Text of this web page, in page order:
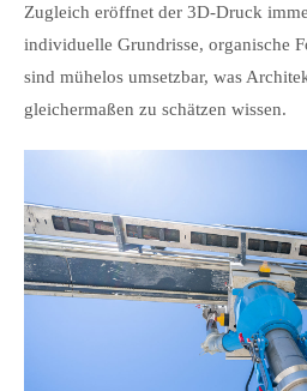
Zugleich eröffnet der 3D-Druck
individuelle Grundrisse, organische
sind mühelos umsetzbar, was
gleichermaßen zu schätzen wissen.